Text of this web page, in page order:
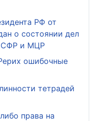
РФ от
о состоянии дел
СФР и МЦР
ошибочные
тетрадей
права на